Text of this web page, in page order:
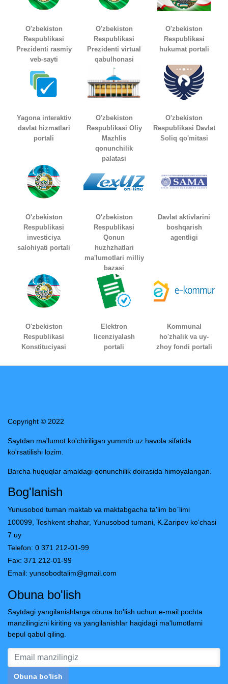
O'zbekiston
Respublikasi
Prezidenti rasmiy
veb-sayti
O'zbekiston
Respublikasi
Prezidenti virtual
qabulhonasi
O'zbekiston
Respublikasi
hukumat portali
Yagona interaktiv
davlat hizmatlari
portali
O'zbekiston
Respublikasi Oliy
Mazhlis
qonunchilik
palatasi
O'zbekiston
Respublikasi Davlat
Soliq qo'mitasi
O'zbekiston
Respublikasi
investiciya
salohiyati portali
O'zbekiston
Respublikasi
Qonun
huzhzhatlari
ma'lumotlari milliy
bazasi
Davlat aktivlarini
boshqarish
agentligi
O'zbekiston
Respublikasi
Konstituciyasi
Elektron
licenziyalash
portali
Kommunal
ho'zhalik va uy-
zhoy fondi portali
Copyright © 2022
Saytdan ma'lumot ko'chiriligan yummtb.uz havola sifatida
ko'rsatilishi lozim.
Barcha huquqlar amaldagi qonunchilik doirasida himoyalangan.
Bog'lanish
Yunusobod tuman maktab va maktabgacha ta'lim bo`limi
100099, Toshkent shahar, Yunusobod tumani, K.Zaripov ko‘chasi
7 uy
Telefon: 0 371 212-01-99
Fax: 371 212-01-99
Email: yunsobodtalim@gmail.com
Obuna bo'lish
Saytdagi yangilanishlarga obuna bo'lish uchun e-mail pochta
manzilingizni kiriting va yangilanishlar haqidagi ma'lumotlarni
bepul qabul qiling.
Obuna bo'lish